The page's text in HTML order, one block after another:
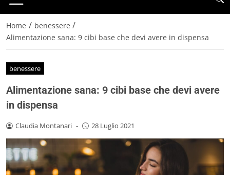
Home / benessere /
Alimentazione sana: 9 cibi base che devi avere in dispensa
benessere
Alimentazione sana: 9 cibi base che devi avere
in dispensa
Claudia Montanari - 28 Luglio 2021